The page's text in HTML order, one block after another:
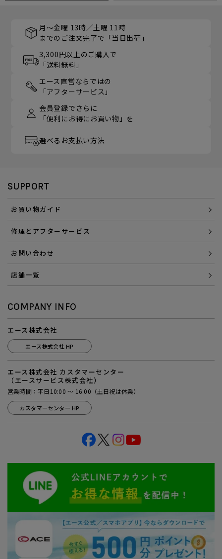
月～金曜 13時／土曜 11時
までのご注文完了で「当日出荷」
3,300円以上のご購入で
「送料無料」
エース直営ならではの
「アフターサービス」
会員登録でさらに
「便利にお得にお買い物」を
選べるお支払い方法
SUPPORT
お買い物ガイド
修理とアフターサービス
お問い合わせ
店舗一覧
COMPANY INFO
エース株式会社
エース株式会社 HP
エース株式会社 カスタマーセンター
（エースサービス株式会社）
営業時間：平日10:00 ～ 16:00（土日祝は休業）
カスタマーセンター HP